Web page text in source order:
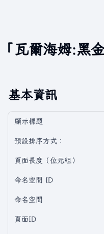
「瓦爾海姆:黑
基本資訊
顯示標題
預設排序方式：
頁面長度（位元組）
命名空間 ID
命名空間
頁面ID